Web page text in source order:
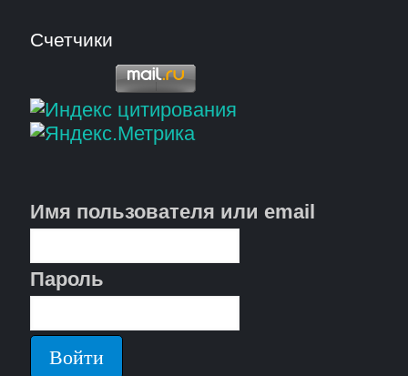
Счетчики
Имя пользователя или email
Пароль